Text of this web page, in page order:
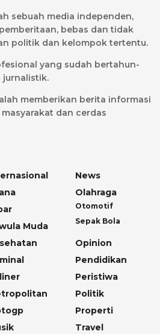
sebuah media independen,
bebas dan tidak
politik dan kelompok tertentu.
yang sudah bertahun-
jurnalistik.
memberikan berita informasi
dan cerdas
Muda
News
Olahraga
Otomotif
Sepak Bola
Opinion
Pendidikan
Peristiwa
Politik
Properti
Travel